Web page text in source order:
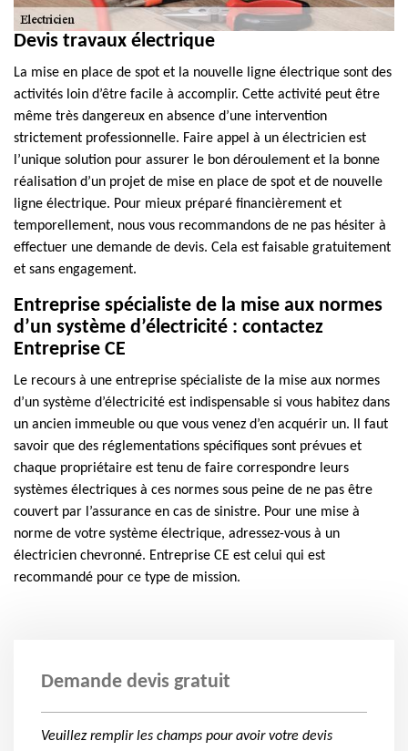
Devis travaux électrique
La mise en place de spot et la nouvelle ligne électrique sont des
activités loin d’être facile à accomplir. Cette activité peut être
même très dangereux en absence d’une intervention
strictement professionnelle. Faire appel à un électricien est
l’unique solution pour assurer le bon déroulement et la bonne
réalisation d’un projet de mise en place de spot et de nouvelle
ligne électrique. Pour mieux préparé financièrement et
temporellement, nous vous recommandons de ne pas hésiter à
effectuer une demande de devis. Cela est faisable gratuitement
et sans engagement.
Entreprise spécialiste de la mise aux normes
d’un système d’électricité : contactez
Entreprise CE
Le recours à une entreprise spécialiste de la mise aux normes
d’un système d’électricité est indispensable si vous habitez dans
un ancien immeuble ou que vous venez d’en acquérir un. Il faut
savoir que des réglementations spécifiques sont prévues et
chaque propriétaire est tenu de faire correspondre leurs
systèmes électriques à ces normes sous peine de ne pas être
couvert par l’assurance en cas de sinistre. Pour une mise à
norme de votre système électrique, adressez-vous à un
électricien chevronné. Entreprise CE est celui qui est
recommandé pour ce type de mission.
Demande devis gratuit
Veuillez remplir les champs pour avoir votre devis